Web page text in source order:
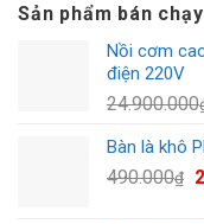
Sản phẩm bán chạy
Nồi cơm
điện 220V
24.900.000
Bàn là khô
490.000₫